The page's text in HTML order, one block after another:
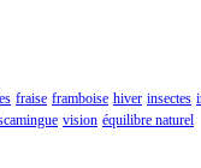
fraise framboise hiver insectes
vision équilibre naturel